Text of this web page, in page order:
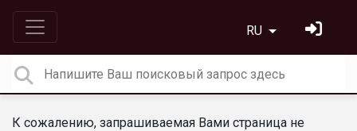
RU
К сожалению, запрашиваемая Вами страница не